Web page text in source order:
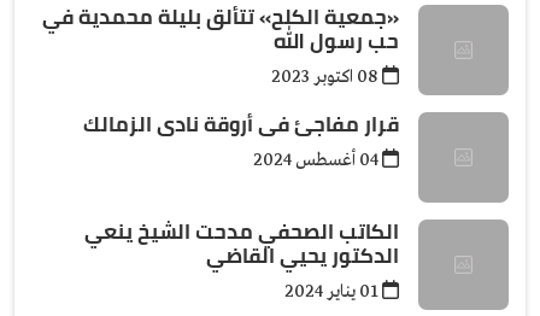
«جمعية الكلح» تتألق بليلة محمدية في
حب رسول الله
قرار مفاجئ فى أروقة نادى الزمالك
الكاتب الصحفي مدحت الشيخ ينعي
الدكتور يحيي القاضي